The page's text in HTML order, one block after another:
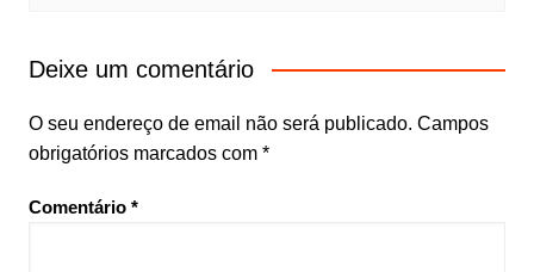
Deixe um comentário
O seu endereço de email não será publicado. Campos
obrigatórios marcados com *
Comentário *